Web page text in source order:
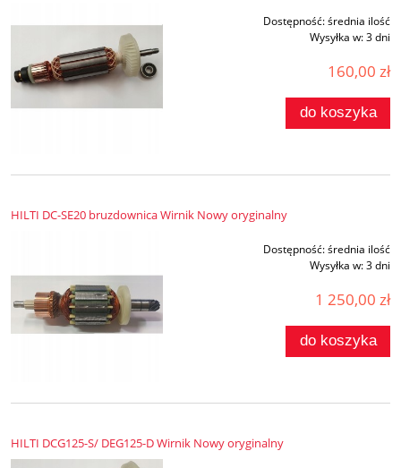
Dostępność:średnia ilość
Wysyłka w:3 dni
160,00 zł
do koszyka
HILTI DC-SE20 bruzdownica Wirnik Nowy oryginalny
Dostępność:średnia ilość
Wysyłka w:3 dni
1 250,00 zł
do koszyka
HILTI DCG125-S/ DEG125-D Wirnik Nowy oryginalny